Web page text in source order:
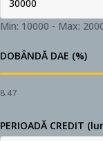
Min: 10000 - Max:
DOBÂNDĂ DAE (%)
8.47
PERIOADĂ CREDIT